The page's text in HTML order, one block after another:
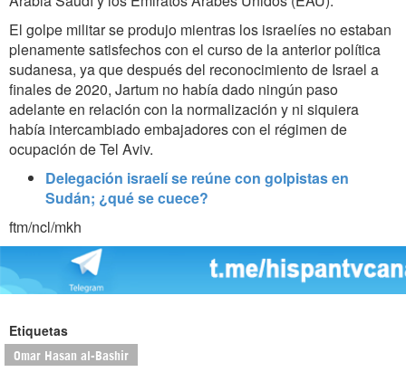
El golpe militar se produjo mientras los israelíes no estaban
plenamente satisfechos con el curso de la anterior política
sudanesa, ya que después del reconocimiento de Israel a
finales de 2020, Jartum no había dado ningún paso
adelante en relación con la normalización y ni siquiera
había intercambiado embajadores con el régimen de
ocupación de Tel Aviv.
Delegación israelí se reúne con golpistas en
Sudán; ¿qué se cuece?
ftm/ncl/mkh
Etiquetas
Omar Hasan al-Bashir